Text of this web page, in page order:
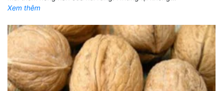
Xem thêm